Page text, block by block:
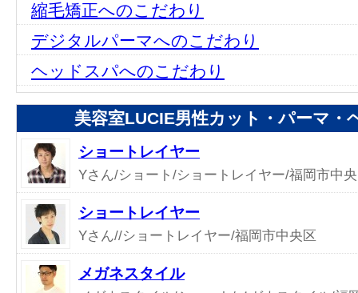
縮毛矯正へのこだわり
デジタルパーマへのこだわり
ヘッドスパへのこだわり
美容室LUCIE男性カット・パーマ・
ショートレイヤー
Yさん/ショート/ショートレイヤー/福岡市中
ショートレイヤー
Yさん//ショートレイヤー/福岡市中央区
メガネスタイル